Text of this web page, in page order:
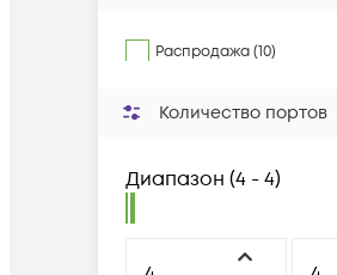
Распродажа (10)
Количество портов
Диапазон (4 - 4)